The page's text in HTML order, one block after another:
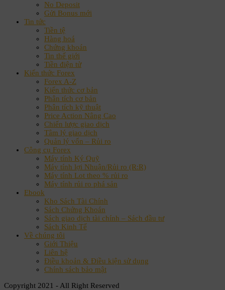
No Deposit
Gửi Bonus mới
Tin tức
Tiền tệ
Hàng hoá
Chứng khoán
Tin thế giới
Tiền điện tử
Kiến thức Forex
Forex A-Z
Kiến thức cơ bản
Phân tích cơ bản
Phân tích kỹ thuật
Price Action Nâng Cao
Chiến lược giao dịch
Tâm lý giao dịch
Quản lý vốn – Rủi ro
Công cụ Forex
Máy tính Ký Quỹ
Máy tính lợi Nhuận/Rủi ro (R:R)
Máy tính Lot theo % rủi ro
Máy tính rủi ro phá sản
Ebook
Kho Sách Tài Chính
Sách Chứng Khoán
Sách giao dịch tài chính – Sách đầu tư
Sách Kinh Tế
Về chúng tôi
Giới Thiệu
Liên hệ
Điều khoản & Điều kiện sử dụng
Chính sách bảo mật
Copyright 2021 - All Right Reserved